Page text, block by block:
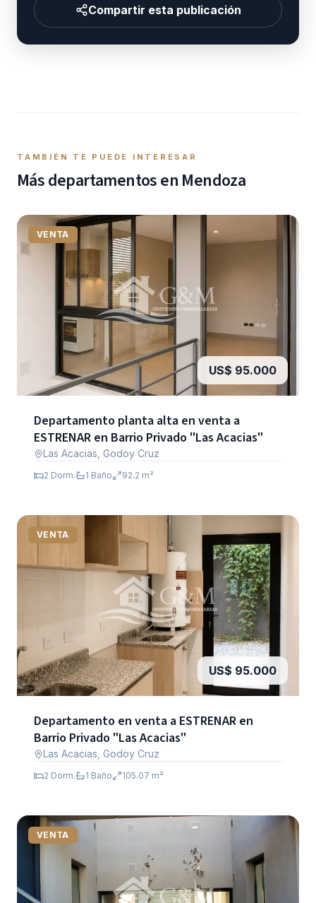
Compartir esta publicación
TAMBIÉN TE PUEDE INTERESAR
Másdepartamentos en Mendoza
VENTA
US$ 95.000
Departamento planta alta en venta a
ESTRENAR en Barrio Privado "Las Acacias"
Las Acacias, Godoy Cruz
2 Dorm. 1 Baño 92.2 m²
VENTA
US$ 95.000
Departamento en venta a ESTRENAR en
Barrio Privado "Las Acacias"
Las Acacias, Godoy Cruz
2 Dorm. 1 Baño 105.07 m²
VENTA